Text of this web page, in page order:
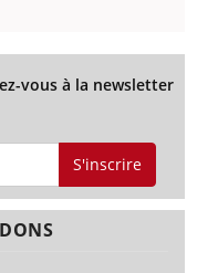
vous à la newsletter
S'inscrire